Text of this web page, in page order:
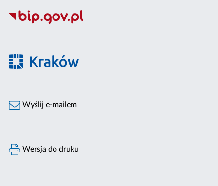
Wyślij e-mailem
Wersja do druku